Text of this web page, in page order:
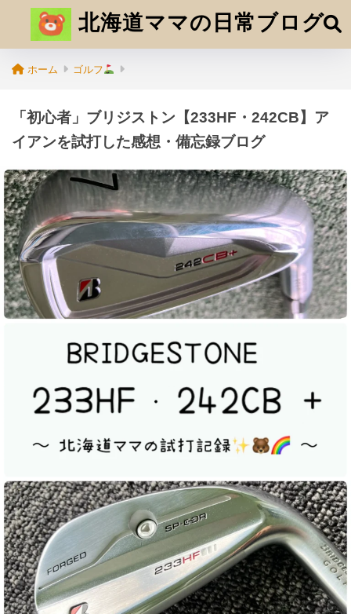
北海道ママの日常ブログ
ホーム ゴルフ
「初心者」ブリジストン【233HF・242CB】ア
イアンを試打した感想・備忘録ブログ